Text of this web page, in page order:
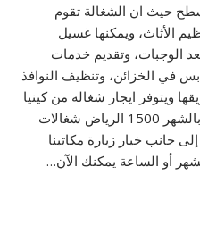
حيث ان الشغالة تقوم
الأثاث، ويمكنها غسيل
الوجبات، وتقديم خدمات
في الخزائن، وتنظيف النوافذ
ويتوفر ايجار شغاله من كينيا
الرياض . شغالات بالشهر 1500 الرياض شغالات
جانب خيار زيارة مكاتبنا
أو الساعة يمكنك الآن…